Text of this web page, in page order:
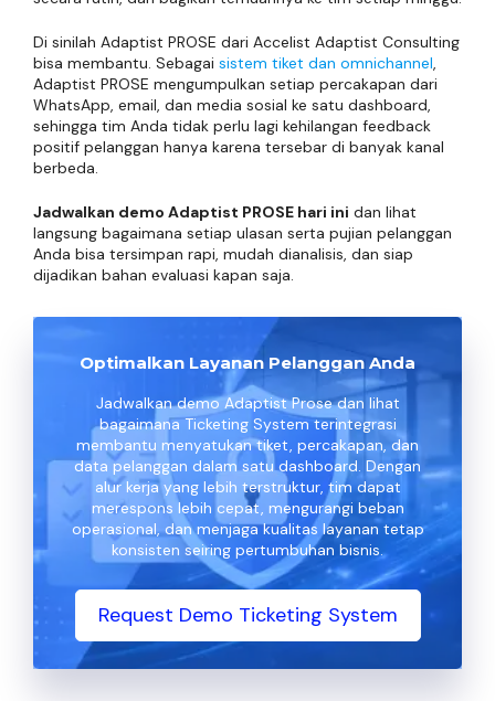
Di sinilah Adaptist PROSE dari Accelist Adaptist Consulting
bisa membantu. Sebagai sistem tiket dan omnichannel,
Adaptist PROSE mengumpulkan setiap percakapan dari
WhatsApp, email, dan media sosial ke satu dashboard,
sehingga tim Anda tidak perlu lagi kehilangan feedback
positif pelanggan hanya karena tersebar di banyak kanal
berbeda.
Jadwalkan demo Adaptist PROSE hari ini dan lihat
langsung bagaimana setiap ulasan serta pujian pelanggan
Anda bisa tersimpan rapi, mudah dianalisis, dan siap
dijadikan bahan evaluasi kapan saja.
Optimalkan Layanan Pelanggan Anda
Jadwalkan demo Adaptist Prose dan lihat
bagaimana Ticketing System terintegrasi
membantu menyatukan tiket, percakapan, dan
data pelanggan dalam satu dashboard. Dengan
alur kerja yang lebih terstruktur, tim dapat
merespons lebih cepat, mengurangi beban
operasional, dan menjaga kualitas layanan tetap
konsisten seiring pertumbuhan bisnis.
Request Demo Ticketing System